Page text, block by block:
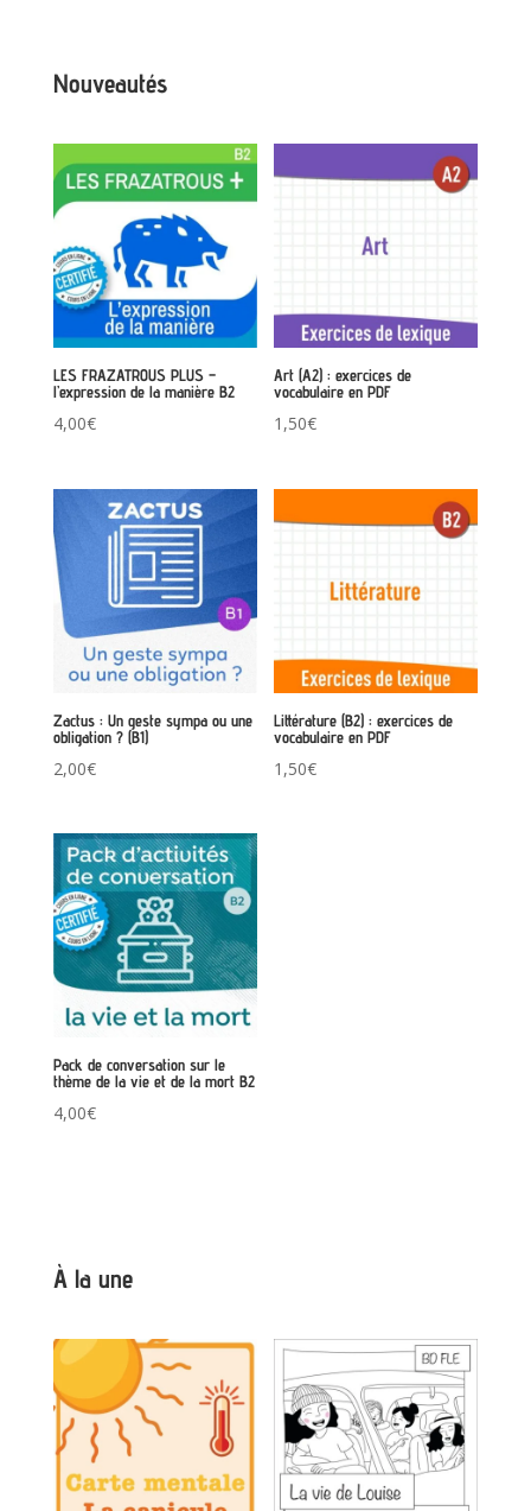
Nouveautés
LES FRAZATROUS PLUS –
l’expression de la manière B2
4,00€
Art (A2) : exercices de
vocabulaire en PDF
1,50€
Zactus : Un geste sympa ou une
obligation ? (B1)
2,00€
Littérature (B2) : exercices de
vocabulaire en PDF
1,50€
Pack de conversation sur le
thème de la vie et de la mort B2
4,00€
À la une